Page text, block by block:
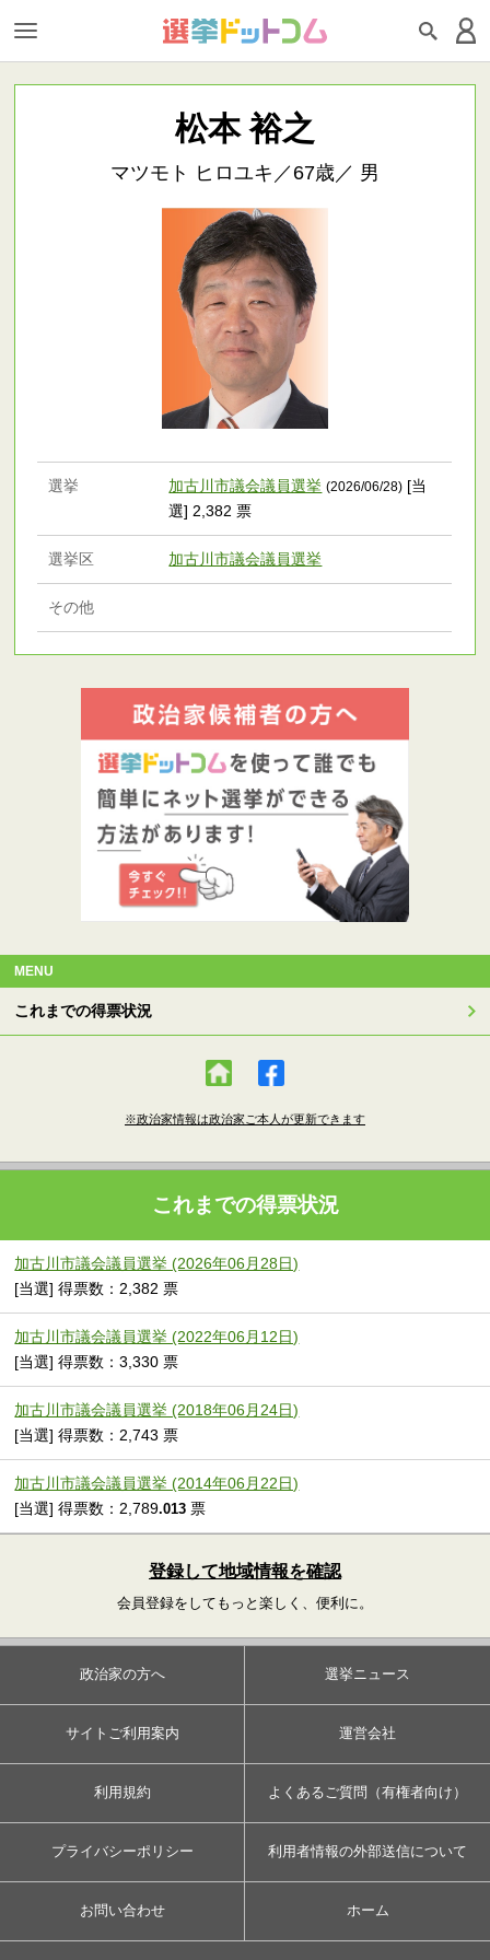
松本 裕之
マツモト ヒロユキ／67歳／ 男
選挙 加古川市議会議員選挙 (2026/06/28) [当
選] 2,382 票
選挙区 加古川市議会議員選挙
その他
MENU
これまでの得票状況
※政治家情報は政治家ご本人が更新できます
これまでの得票状況
加古川市議会議員選挙 (2026年06月28日)
[当選] 得票数：2,382 票
加古川市議会議員選挙 (2022年06月12日)
[当選] 得票数：3,330 票
加古川市議会議員選挙 (2018年06月24日)
[当選] 得票数：2,743 票
加古川市議会議員選挙 (2014年06月22日)
[当選] 得票数：2,789.013 票
登録して地域情報を確認
会員登録をしてもっと楽しく、便利に。
政治家の方へ 選挙ニュース
サイトご利用案内 運営会社
利用規約 よくあるご質問（有権者向け）
プライバシーポリシー 利用者情報の外部送信について
お問い合わせ ホーム